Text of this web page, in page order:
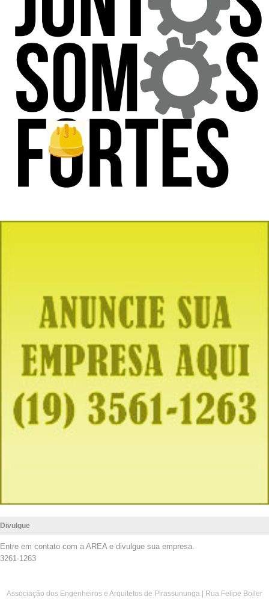
Divulgue
Entre em contato com a AREA e divulgue sua empresa.
3261-1263
Associação dos Engenheiros e Arquitetos de Pirassununga | Rua Felipe Boller